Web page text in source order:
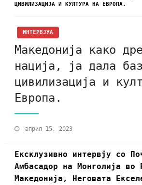
ЦИВИЛИЗАЦИЈА И КУЛТУРА НА ЕВРОПА.
ИНТЕРВЈУА
Македонија како
нација, ја дала
цивилизација и
Европа.
април 15, 2023
Ексклузивно интервју со
Амбасадор на Монголија во
Македонија, Неговата